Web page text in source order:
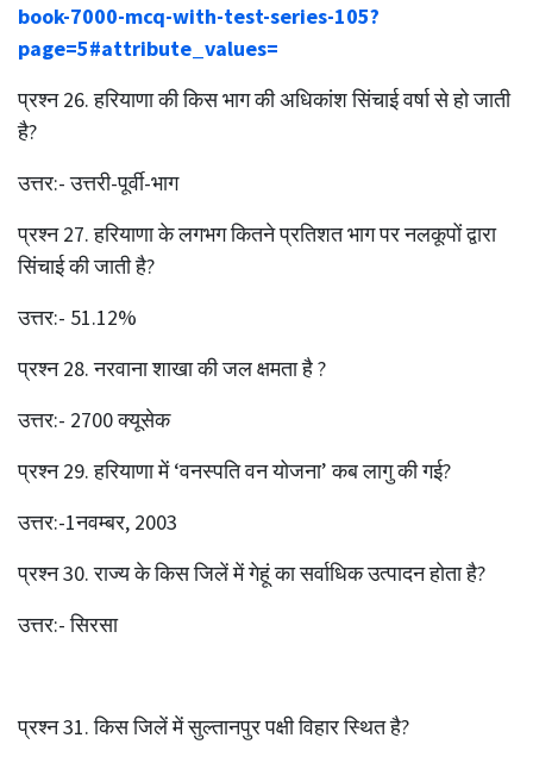
book-7000-mcq-with-test-series-105?
page=5#attribute_values=
प्रश्‍न 26. हरियाणा की किस भाग की अधिकांश सिंचाई वर्षा से हो जाती
है?
उत्तर:- उत्तरी-पूर्वी-भाग
प्रश्‍न 27. हरियाणा के लगभग कितने प्रतिशत भाग पर नलकूपों द्वारा
सिंचाई की जाती है?
उत्तर:- 51.12%
प्रश्‍न 28. नरवाना शाखा की जल क्षमता है ?
उत्तर:- 2700 क्यूसेक
प्रश्‍न 29. हरियाणा में ‘वनस्पति वन योजना’ कब लागु की गई?
उत्तर:-1नवम्बर, 2003
प्रश्‍न 30. राज्य के किस जिलें में गेहूं का सर्वाधिक उत्पादन होता है?
उत्तर:- सिरसा
प्रश्‍न 31. किस जिलें में सुल्तानपुर पक्षी विहार स्थित है?